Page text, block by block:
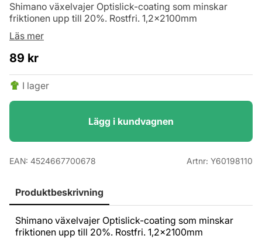
Shimano växelvajer Optislick-coating som minskar
friktionen upp till 20%. Rostfri. 1,2x2100mm
Läs mer
89 kr
I lager
Lägg i kundvagnen
EAN: 4524667700678 Artnr: Y60198110
Produktbeskrivning
Shimano växelvajer Optislick-coating som minskar
friktionen upp till 20%. Rostfri. 1,2x2100mm